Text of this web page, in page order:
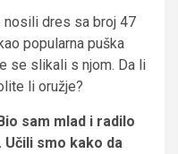
nosili dres sa broj 47
popularna puška
se slikali s njom. Da li
li oružje?
sam mlad i radilo
smo kako da